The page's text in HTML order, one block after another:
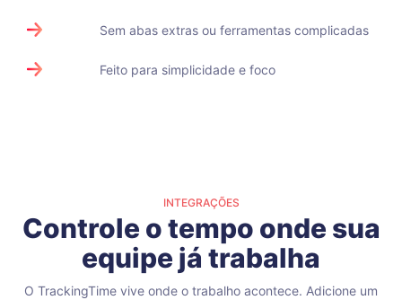
Sem abas extras ou ferramentas complicadas
Feito para simplicidade e foco
INTEGRAÇÕES
Controle o tempo onde sua
equipe já trabalha
O TrackingTime vive onde o trabalho acontece. Adicione um